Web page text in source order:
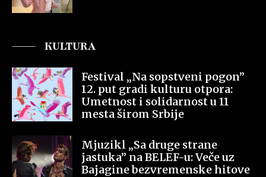
KULTURA
Festival „Na sopstveni pogon”
12. put gradi kulturu otpora:
Umetnost i solidarnost u 11
mesta širom Srbije
Mjuzikl „Sa druge strane
jastuka” na BELEF-u: Veče uz
Bajagine bezvremenske hitove